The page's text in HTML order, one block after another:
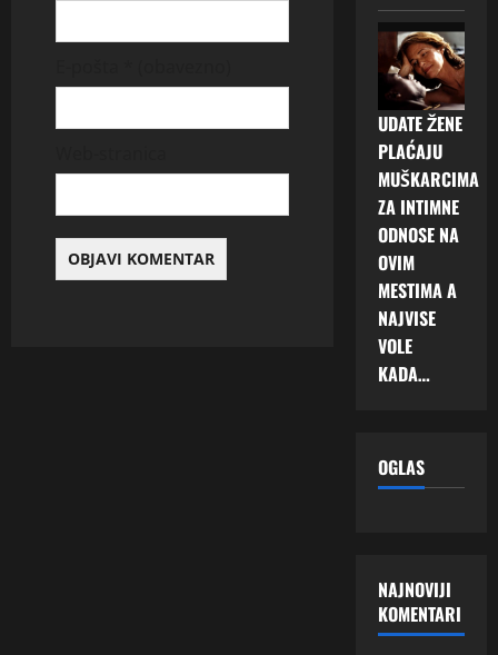
UDATE ŽENE
PLAĆAJU
MUŠKARCIMA
ZA INTIMNE
ODNOSE NA
OVIM
MESTIMA A
NAJVISE
VOLE
KADA…
OGLAS
NAJNOVIJI
KOMENTARI